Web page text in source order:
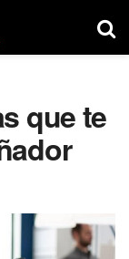
que te